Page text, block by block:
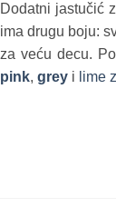
Dodatni jastučić
ima drugu boju:
za veću decu.
pink, greyi lime